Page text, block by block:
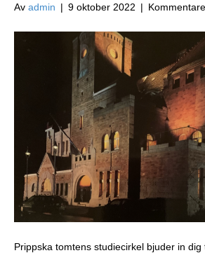
Av admin | 9 oktober 2022 |
Prippska tomtens studiecirkel bjuder in dig